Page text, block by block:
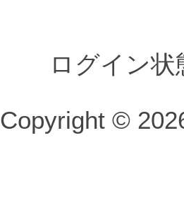
ログイン
Copyright ©